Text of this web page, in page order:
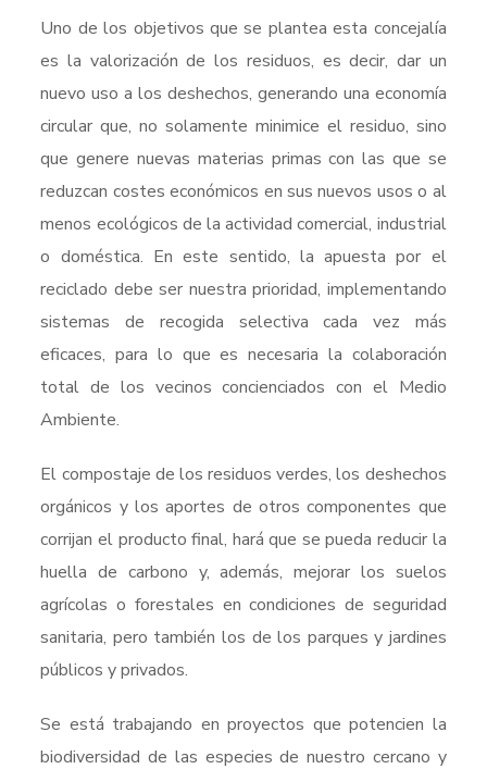
Uno de los objetivos que se plantea esta concejalía
es la valorización de los residuos, es decir, dar un
nuevo uso a los deshechos, generando una economía
circular que, no solamente minimice el residuo, sino
que genere nuevas materias primas con las que se
reduzcan costes económicos en sus nuevos usos o al
menos ecológicos de la actividad comercial, industrial
o doméstica. En este sentido, la apuesta por el
reciclado debe ser nuestra prioridad, implementando
sistemas de recogida selectiva cada vez más
eficaces, para lo que es necesaria la colaboración
total de los vecinos concienciados con el Medio
Ambiente.
El compostaje de los residuos verdes, los deshechos
orgánicos y los aportes de otros componentes que
corrijan el producto final, hará que se pueda reducir la
huella de carbono y, además, mejorar los suelos
agrícolas o forestales en condiciones de seguridad
sanitaria, pero también los de los parques y jardines
públicos y privados.
Se está trabajando en proyectos que potencien la
biodiversidad de las especies de nuestro cercano y